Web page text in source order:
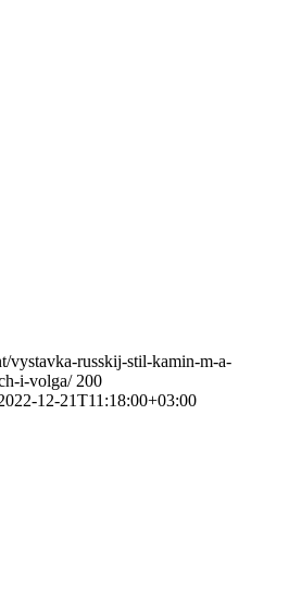
vystavka-russkij-stil-kamin-m-a-
i-volga/ 200
12-21T11:18:00+03:00